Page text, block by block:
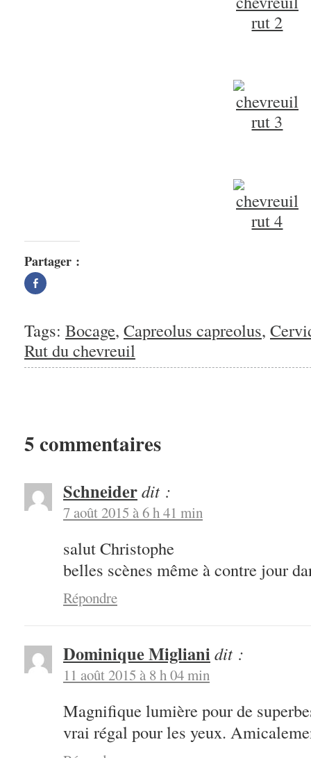
Partager :
Partager
sur
nouvelle
fenêtre)
Tags: Bocage, Capreolus capreolus,
Rut du chevreuil
5 commentaires
Schneiderdit :
7 août 2015 à 6 h 41 min
salut Christophe
belles scènes même à contre jour
Répondre
Dominique Miglianidit :
11 août 2015 à 8 h 04 min
Magnifique lumière pour de
vrai régal pour les yeux.